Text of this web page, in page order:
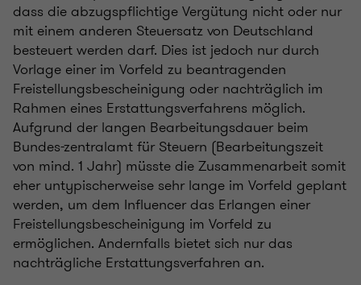
dass die abzugspflichtige Vergütung nicht oder nur
mit einem anderen Steuersatz von Deutschland
besteuert werden darf. Dies ist jedoch nur durch
Vorlage einer im Vorfeld zu beantragenden
Freistellungsbescheinigung oder nachträglich im
Rahmen eines Erstattungsverfahrens möglich.
Aufgrund der langen Bearbeitungsdauer beim
Bundes-zentralamt für Steuern (Bearbeitungszeit
von mind. 1 Jahr) müsste die Zusammenarbeit somit
eher untypischerweise sehr lange im Vorfeld geplant
werden, um dem Influencer das Erlangen einer
Freistellungsbescheinigung im Vorfeld zu
ermöglichen. Andernfalls bietet sich nur das
nachträgliche Erstattungsverfahren an.